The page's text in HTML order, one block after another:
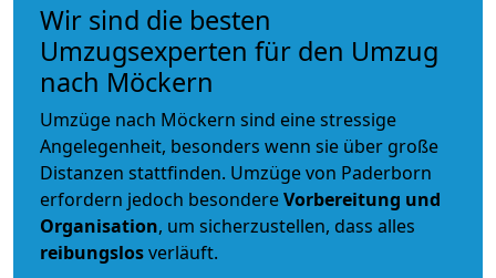
Wir sind die besten
Umzugsexperten für den Umzug
nach Möckern
Umzüge nach Möckern sind eine stressige
Angelegenheit, besonders wenn sie über große
Distanzen stattfinden. Umzüge von Paderborn
erfordern jedoch besondereVorbereitung und
Organisation, um sicherzustellen, dass alles
reibungslosverläuft.